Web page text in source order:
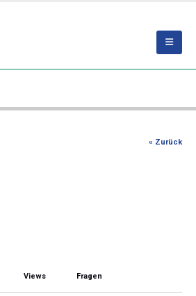
« Zurück
Views Fragen